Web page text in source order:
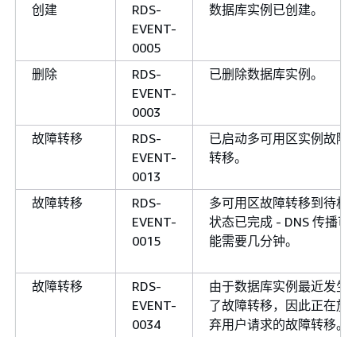
创建
RDS-
EVENT-
0005
数据库实例已创建。
删除
RDS-
EVENT-
0003
已删除数据库实例。
故障转移
RDS-
EVENT-
0013
已启动多可用区实例故障
转移。
故障转移
RDS-
EVENT-
0015
多可用区故障转移到待机
状态已完成 - DNS 传播可
能需要几分钟。
故障转移
RDS-
EVENT-
0034
由于数据库实例最近发生
了故障转移，因此正在放
弃用户请求的故障转移。